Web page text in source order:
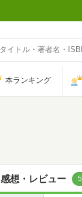
本ランキング
感想・レビュー 5